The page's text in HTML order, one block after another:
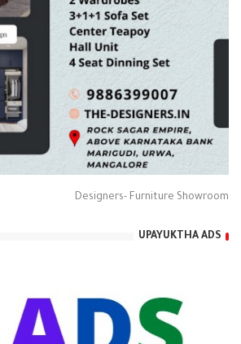
Designers- Furniture Showroom
UPAYUKTHA ADS